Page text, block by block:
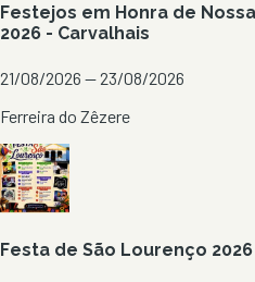
Festejos em Honra de
2026 - Carvalhais
21/08/2026 — 23/08/2026
Ferreira do Zêzere
Festa de São Lourenço